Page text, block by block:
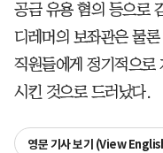
공금 유용 혐의 등으로
디레머의 보좌관은 물
직원들에게 정기적으로
시킨 것으로 드러났다.
영문 기사 보기 (View